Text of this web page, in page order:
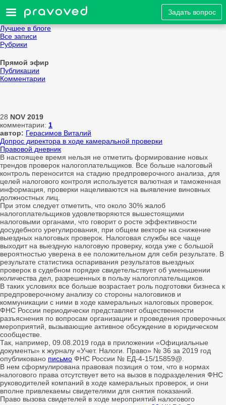
Задать вопрос
Лучшее в блоге
Все записи
Рубрики
Прямой эфир
Публикации
Комментарии
28 NOV 2019
комментарии: 1
автор: Герасимов Виталий
Допрос директора в ходе камеральной проверки
Правовой дневник
В настоящее время нельзя не отметить формирование новых
трендов проверок налогоплательщиков. Все больше налоговый
контроль переносится на стадию предпроверочного анализа, для
целей налогового контроля используется валютная и таможенная
информация, проверки нацеливаются на выявление виновных
должностных лиц.
При этом следует отметить, что около 30% жалоб
налогоплательщиков удовлетворяются вышестоящими
налоговыми органами, что говорит о росте эффективности
досудебного урегулирования, при общем векторе на снижение
выездных налоговых проверок. Налоговая службы все чаще
выходит на выездную налоговую проверку, когда уже с большой
вероятностью уверена в ее положительном для себя результате. В
результате статистика оспаривания результатов выездных
проверок в судебном порядке свидетельствует об уменьшении
количества дел, разрешенных в пользу налогоплательщиков.
В таких условиях все больше возрастает роль подготовки бизнеса к
предпроверочному анализу со стороны налоговиков и
коммуникации с ними в ходе камеральных налоговых проверок.
ФНС России периодически представляет общественности
разъяснения по вопросам организации и проведения проверочных
мероприятий, вызывающие активное обсуждение в юридическом
сообществе.
Так, например, 09.08.2019 года в приложении «Официальные
документы» к журналу «Учет. Налоги. Право» № 36 за 2019 год
опубликовано письмо ФНС России № ЕД-4-15/15859@.
В нем сформулирована правовая позиция о том, что в нормах
налогового права отсутствует вето на вызов в подразделения ФНС
руководителей компаний в ходе камеральных проверок, и они
вполне привлекаемы свидетелями для снятия показаний.
Право вызова свидетелей в ходе мероприятий налогового